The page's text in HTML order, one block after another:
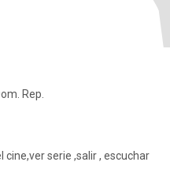
Rep.
cine,ver serie ,salir , escuchar